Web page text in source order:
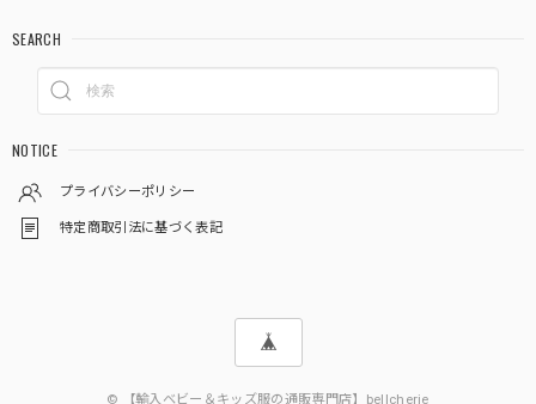
SEARCH
NOTICE
プライバシーポリシー
特定商取引法に基づく表記
© 【輸入ベビー＆キッズ服の通販専門店】bellcherie